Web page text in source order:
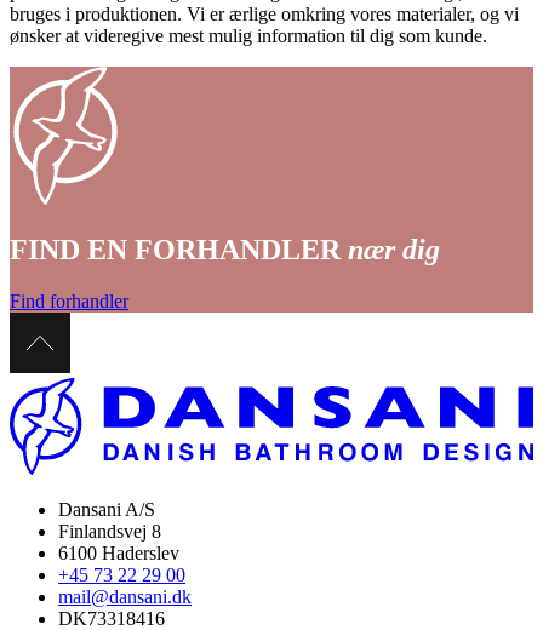
bruges i produktionen. Vi er ærlige omkring vores materialer, og vi
ønsker at videregive mest mulig information til dig som kunde.
FIND EN FORHANDLER nær dig
Find forhandler
Dansani A/S
Finlandsvej 8
6100 Haderslev
+45 73 22 29 00
mail@dansani.dk
DK73318416